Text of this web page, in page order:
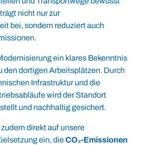
nicht nur zur
bei, sondern reduziert auch
ein klares Bekenntnis
den dortigen Arbeitsplätzen. Durch
Infrastruktur und die
wird der Standort
und nachhaltig gesichert.
direkt auf unsere
ein, dieCO₂-Emissionen